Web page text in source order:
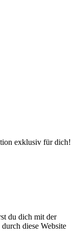
exklusiv für dich!
du dich mit der
diese Website